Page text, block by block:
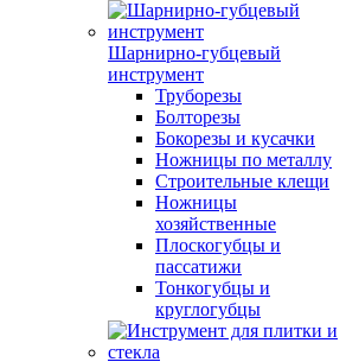
Шарнирно-губцевый
инструмент
Труборезы
Болторезы
Бокорезы и кусачки
Ножницы по металлу
Строительные клещи
Ножницы
хозяйственные
Плоскогубцы и
пассатижи
Тонкогубцы и
круглогубцы